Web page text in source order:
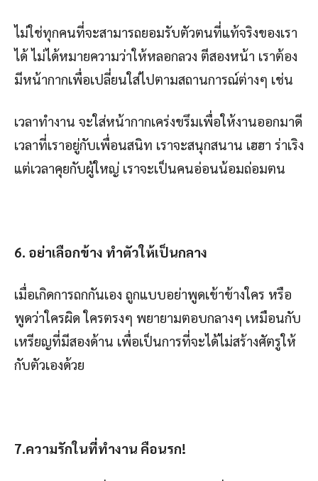
ไม่ใช่ทุกคนที่จะสามารถยอมรับตัวตนที่แท้จริงของเรา
ได้ ไม่ได้หมายความว่าให้หลอกลวง ตีสองหน้า เราต้อง
มีหน้ากากเพื่อเปลี่ยนใส่ไปตามสถานการณ์ต่างๆ เช่น
เวลาทำงาน จะใส่หน้ากากเคร่งขรึมเพื่อให้งานออกมาดี
เวลาที่เราอยู่กับเพื่อนสนิท เราจะสนุกสนาน เฮฮา ร่าเริง
แต่เวลาคุยกับผู้ใหญ่ เราจะเป็นคนอ่อนน้อมถ่อมตน
6. อย่าเลือกข้าง ทำตัวให้เป็นกลาง
เมื่อเกิดการถกกันเอง ถูกแบบอย่าพูดเข้าข้างใคร หรือ
พูดว่าใครผิด ใครตรงๆ พยายามตอบกลางๆ เหมือนกับ
เหรียญที่มีสองด้าน เพื่อเป็นการที่จะได้ไม่สร้างศัตรูให้
กับตัวเองด้วย
7.ความรักในที่ทำงาน คือนรก!